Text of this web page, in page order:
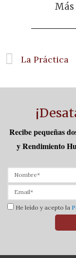
La Práctica
Recibe pequeñas
y Rendimiento
He leído y acepto la